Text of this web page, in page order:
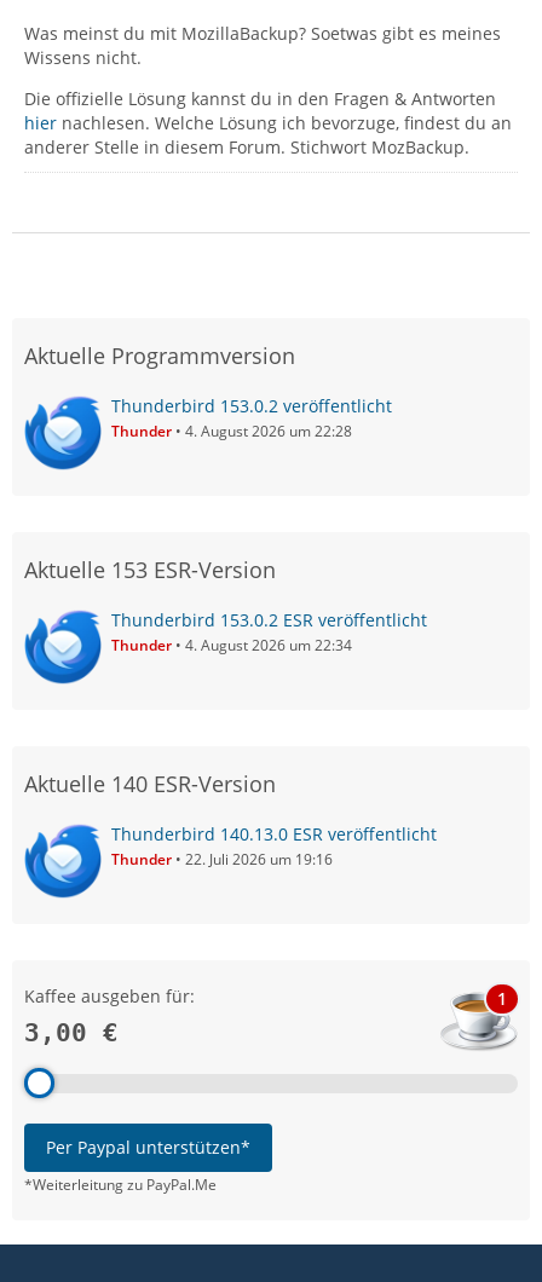
Was meinst du mit MozillaBackup? Soetwas gibt es meines
Wissens nicht.
Die offizielle Lösung kannst du in den Fragen & Antworten
hier nachlesen. Welche Lösung ich bevorzuge, findest du an
anderer Stelle in diesem Forum. Stichwort MozBackup.
Aktuelle Programmversion
Thunderbird 153.0.2 veröffentlicht
Thunder 4. August 2026 um 22:28
Aktuelle 153 ESR-Version
Thunderbird 153.0.2 ESR veröffentlicht
Thunder 4. August 2026 um 22:34
Aktuelle 140 ESR-Version
Thunderbird 140.13.0 ESR veröffentlicht
Thunder 22. Juli 2026 um 19:16
Kaffee ausgeben für:
3,00 €
1
Per Paypal unterstützen*
*Weiterleitung zu PayPal.Me